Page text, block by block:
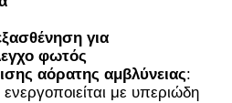
για
φωτός
αόρατης αμβλύνειας:
με υπεριώδη